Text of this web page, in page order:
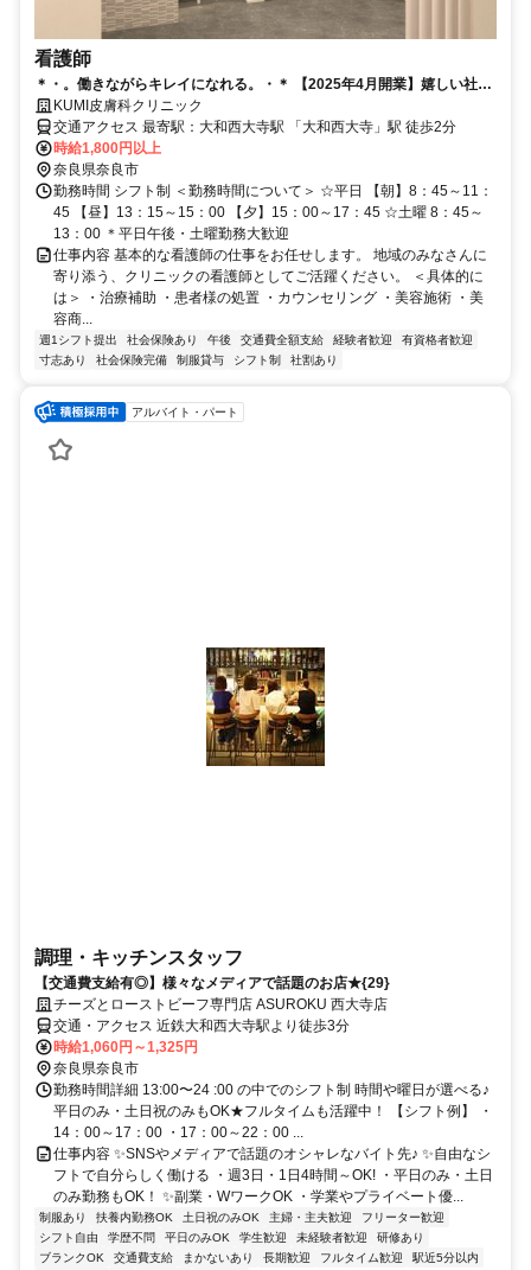
看護師
＊・。働きながらキレイになれる。・＊ 【2025年4月開業】嬉しい社割
あり！ 素敵なクリニックを一緒に作り上げていきましょう！
KUMI皮膚科クリニック
交通アクセス 最寄駅：大和西大寺駅 「大和西大寺」駅 徒歩2分
時給1,800円以上
奈良県奈良市
勤務時間 シフト制 ＜勤務時間について＞ ☆平日 【朝】8：45～11：
45 【昼】13：15～15：00 【夕】15：00～17：45 ☆土曜 8：45～
13：00 ＊平日午後・土曜勤務大歓迎
仕事内容 基本的な看護師の仕事をお任せします。 地域のみなさんに
寄り添う、クリニックの看護師としてご活躍ください。 ＜具体的に
は＞ ・治療補助 ・患者様の処置 ・カウンセリング ・美容施術 ・美
容商...
週1シフト提出 社会保険あり 午後 交通費全額支給 経験者歓迎
有資格者歓迎
寸志あり
社会保険完備 制服貸与 シフト制 社割あり
アルバイト・パート
調理・キッチンスタッフ
【交通費支給有◎】様々なメディアで話題のお店★{29}
チーズとローストビーフ専門店 ASUROKU 西大寺店
交通・アクセス 近鉄大和西大寺駅より徒歩3分
時給1,060円～1,325円
奈良県奈良市
勤務時間詳細 13:00〜24 :00 の中でのシフト制 時間や曜日が選べる♪
平日のみ・土日祝のみもOK★フルタイムも活躍中！ 【シフト例】 ・
14：00～17：00 ・17：00～22：00 ...
仕事内容 ✨SNSやメディアで話題のオシャレなバイト先♪ ✨自由なシ
フトで自分らしく働ける ・週3日・1日4時間～OK! ・平日のみ・土日
のみ勤務もOK！ ✨副業・WワークOK ・学業やプライベート優...
制服あり 扶養内勤務OK 土日祝のみOK 主婦・主夫歓迎
フリーター歓迎
シフト自由
学歴不問 平日のみOK 学生歓迎 未経験者歓迎
研修あり
ブランクOK
交通費支給 まかないあり 長期歓迎 フルタイム歓迎
駅近5分以内